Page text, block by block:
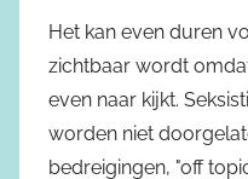
Het kan even duren
zichtbaar wordt
even naar kijkt.
worden niet
bedreigingen, "off